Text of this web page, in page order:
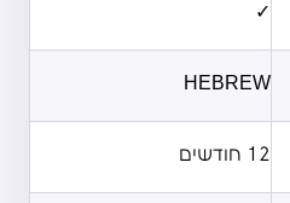
✓
HEBREW
12 חודשים